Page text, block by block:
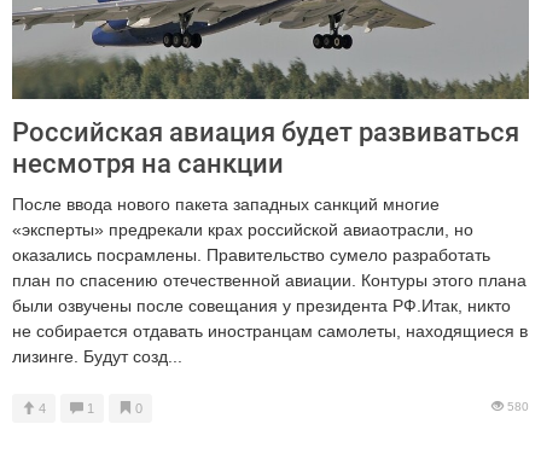
Российская авиация будет развиваться
несмотря на санкции
После ввода нового пакета западных санкций многие
«эксперты» предрекали крах российской авиаотрасли, но
оказались посрамлены. Правительство сумело разработать
план по спасению отечественной авиации. Контуры этого плана
были озвучены после совещания у президента РФ.Итак, никто
не собирается отдавать иностранцам самолеты, находящиеся в
лизинге. Будут созд...
4 1 0 580